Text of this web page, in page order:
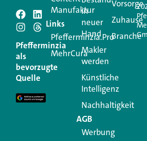
Schreiben Sie einen
Kommentar
Ihre E-Mail-Adresse wird nicht
Erforderliche Felder sind mit
Kommentar
Pfefferminzia
als
bevorzugte
Quelle
Manufaktur
Links
Pfefferminzia.Pro
MehrCura
in
neuer
Hand
Makler
werden
Künstliche
Intelligenz
Nachhaltigkeit
AGB
Werbung
Vorsorge
Zuhause
Branche